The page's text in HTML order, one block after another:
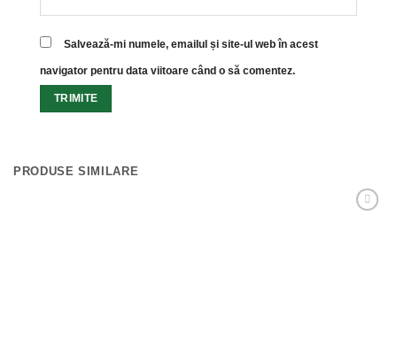
Salvează-mi numele, emailul și site-ul web în acest
navigator pentru data viitoare când o să comentez.
PRODUSE SIMILARE